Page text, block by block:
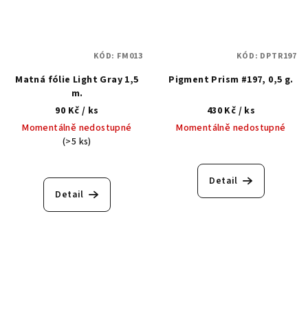
Matná fólie Light Gray 1,5
m.
90 Kč / ks
Momentálně nedostupné
(>5 ks)
Detail
KÓD: FM013
Pigment Prism #197, 0,5 g.
430 Kč / ks
Momentálně nedostupné
Detail
KÓD: DPTR197